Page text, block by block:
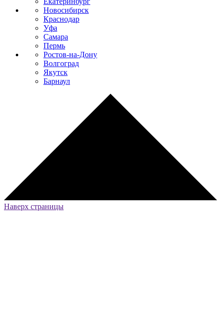
Новосибирск
Краснодар
Уфа
Самара
Пермь
Ростов-на-Дону
Волгоград
Якутск
Барнаул
Наверх страницы